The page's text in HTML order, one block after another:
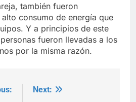
también fueron
consumo de energía que
Y a principios de este
fueron llevadas a los
por la misma razón.
Next: